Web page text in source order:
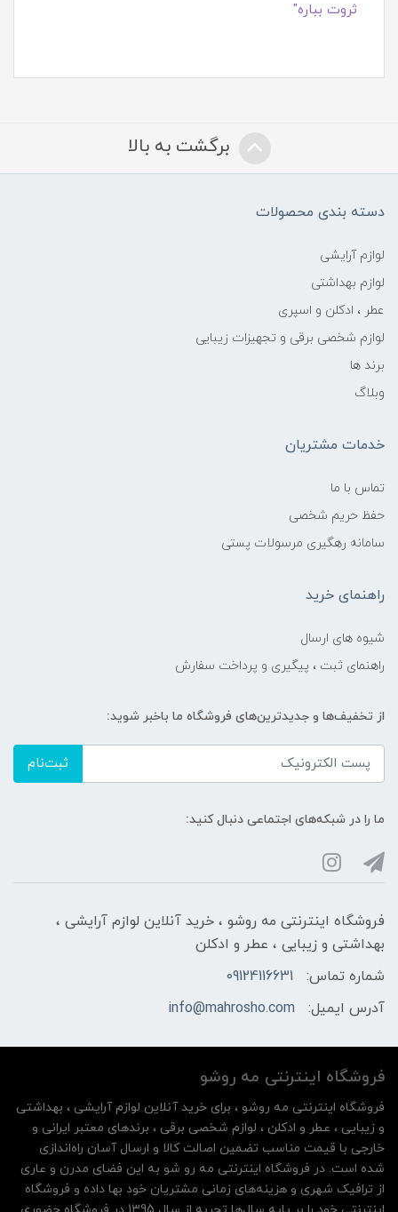
ثروت بباره"
برگشت به بالا
دسته بندی محصولات
لوازم آرایشی
لوازم بهداشتی
عطر ، ادکلن و اسپری
لوازم شخصی برقی و تجهیزات زیبایی
برند ها
وبلاگ
خدمات مشتریان
تماس با ما
حفظ حریم شخصی
سامانه رهگیری مرسولات پستی
راهنمای خرید
شیوه های ارسال
راهنمای ثبت ، پیگیری و پرداخت سفارش
از تخفیف‌ها و جدیدترین‌های فروشگاه ما باخبر شوید:
ثبت‌نام
ما را در شبکه‌های اجتماعی دنبال کنید:
فروشگاه اینترنتی مه‌ رو‌شو ، خرید آنلاین لوازم آرایشی ،
بهداشتی و زیبایی ، عطر و ادکلن
شماره تماس:
09124116631
آدرس ایمیل:
info@mahrosho.com
فروشگاه اینترنتی مه‌ رو‌شو
فروشگاه اینترنتی مه‌ رو‌شو ، برای خرید آنلاین لوازم آرایشی ، بهداشتی
و زیبایی ، عطر و ادکلن ، لوازم شخصی برقی ، برندهای معتبر ایرانی و
خارجی با قیمت مناسب تضمین اصالت کالا و ارسال آسان راه‌اندازی
شده است. در فروشگاه اینترنتی مه رو شو به این فضای مدرن و عاری
از ترافیک شهری و هزینه‌های زمانی مشتریان خود بها داده و فروشگاه